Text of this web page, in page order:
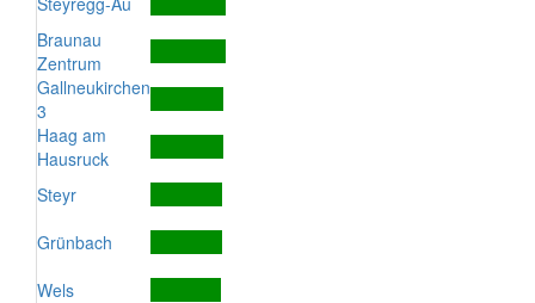
Braunau
Zentrum
Gallneukirchen
3
Haag am
Hausruck
Steyr
Grünbach
Wels